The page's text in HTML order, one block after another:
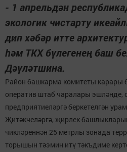
- 1 апрельдән
экологик чистарту
дип хәбәр итте
һәм ТКХ бүлегенең баш
Дәүләтшина.
Район башкарма комитеты карары
оператив штаб чаралары эшләнде,
предприятиеләргә беркетелгән
Җитәкчеләргә, җирлек
чикләреннән 25 метрлы зонада
торышын тәэмин итү тәкъдиме